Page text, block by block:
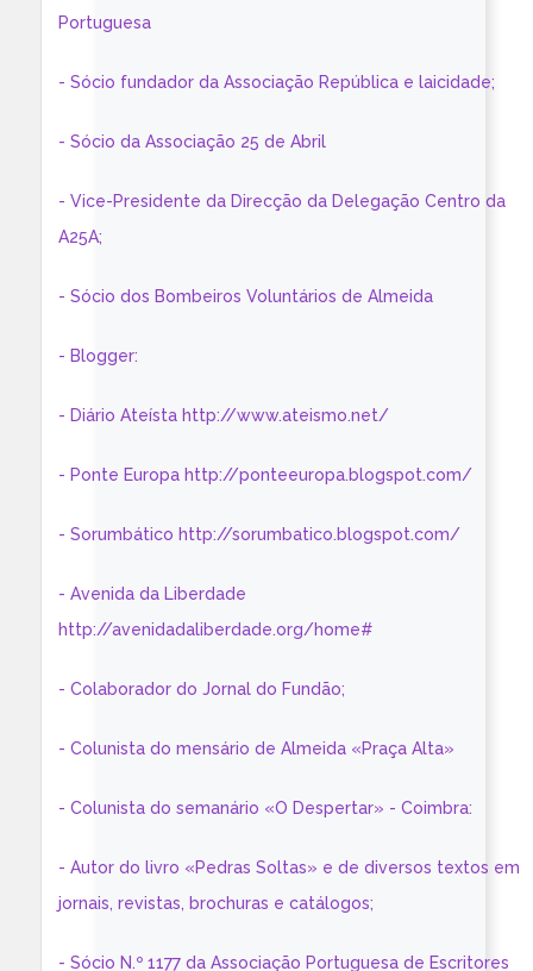
Portuguesa
- Sócio fundador da Associação República e laicidade;
- Sócio da Associação 25 de Abril
- Vice-Presidente da Direcção da Delegação Centro da
A25A;
- Sócio dos Bombeiros Voluntários de Almeida
- Blogger:
- Diário Ateísta http://www.ateismo.net/
- Ponte Europa http://ponteeuropa.blogspot.com/
- Sorumbático http://sorumbatico.blogspot.com/
- Avenida da Liberdade
http://avenidadaliberdade.org/home#
- Colaborador do Jornal do Fundão;
- Colunista do mensário de Almeida «Praça Alta»
- Colunista do semanário «O Despertar» - Coimbra:
- Autor do livro «Pedras Soltas» e de diversos textos em
jornais, revistas, brochuras e catálogos;
- Sócio N.º 1177 da Associação Portuguesa de Escritores